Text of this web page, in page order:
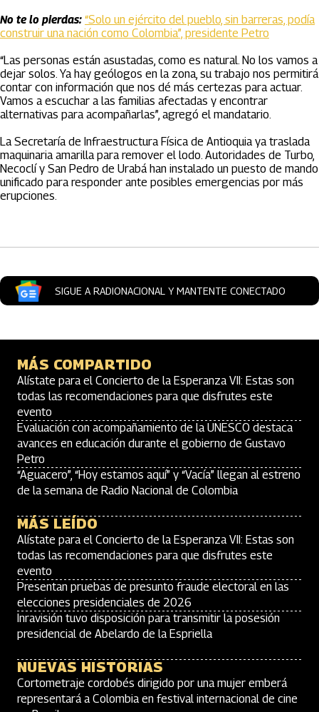
No te lo pierdas: “Solo un ejército del pueblo, sin barreras, podía
construir una nación como Colombia”, presidente Petro
“Las personas están asustadas, como es natural. No los vamos a
dejar solos. Ya hay geólogos en la zona, su trabajo nos permitirá
contar con información que nos dé más certezas para actuar.
Vamos a escuchar a las familias afectadas y encontrar
alternativas para acompañarlas”, agregó el mandatario.
La Secretaría de Infraestructura Física de Antioquia ya traslada
maquinaria amarilla para remover el lodo. Autoridades de Turbo,
Necoclí y San Pedro de Urabá han instalado un puesto de mando
unificado para responder ante posibles emergencias por más
erupciones.
SIGUE A RADIONACIONAL Y MANTENTE CONECTADO
MÁS COMPARTIDO
Alístate para el Concierto de la Esperanza VII: Estas son
todas las recomendaciones para que disfrutes este
evento
Evaluación con acompañamiento de la UNESCO destaca
avances en educación durante el gobierno de Gustavo
Petro
“Aguacero”, “Hoy estamos aquí” y “Vacía” llegan al estreno
de la semana de Radio Nacional de Colombia
MÁS LEÍDO
Alístate para el Concierto de la Esperanza VII: Estas son
todas las recomendaciones para que disfrutes este
evento
Presentan pruebas de presunto fraude electoral en las
elecciones presidenciales de 2026
Inravisión tuvo disposición para transmitir la posesión
presidencial de Abelardo de la Espriella
NUEVAS HISTORIAS
Cortometraje cordobés dirigido por una mujer emberá
representará a Colombia en festival internacional de cine